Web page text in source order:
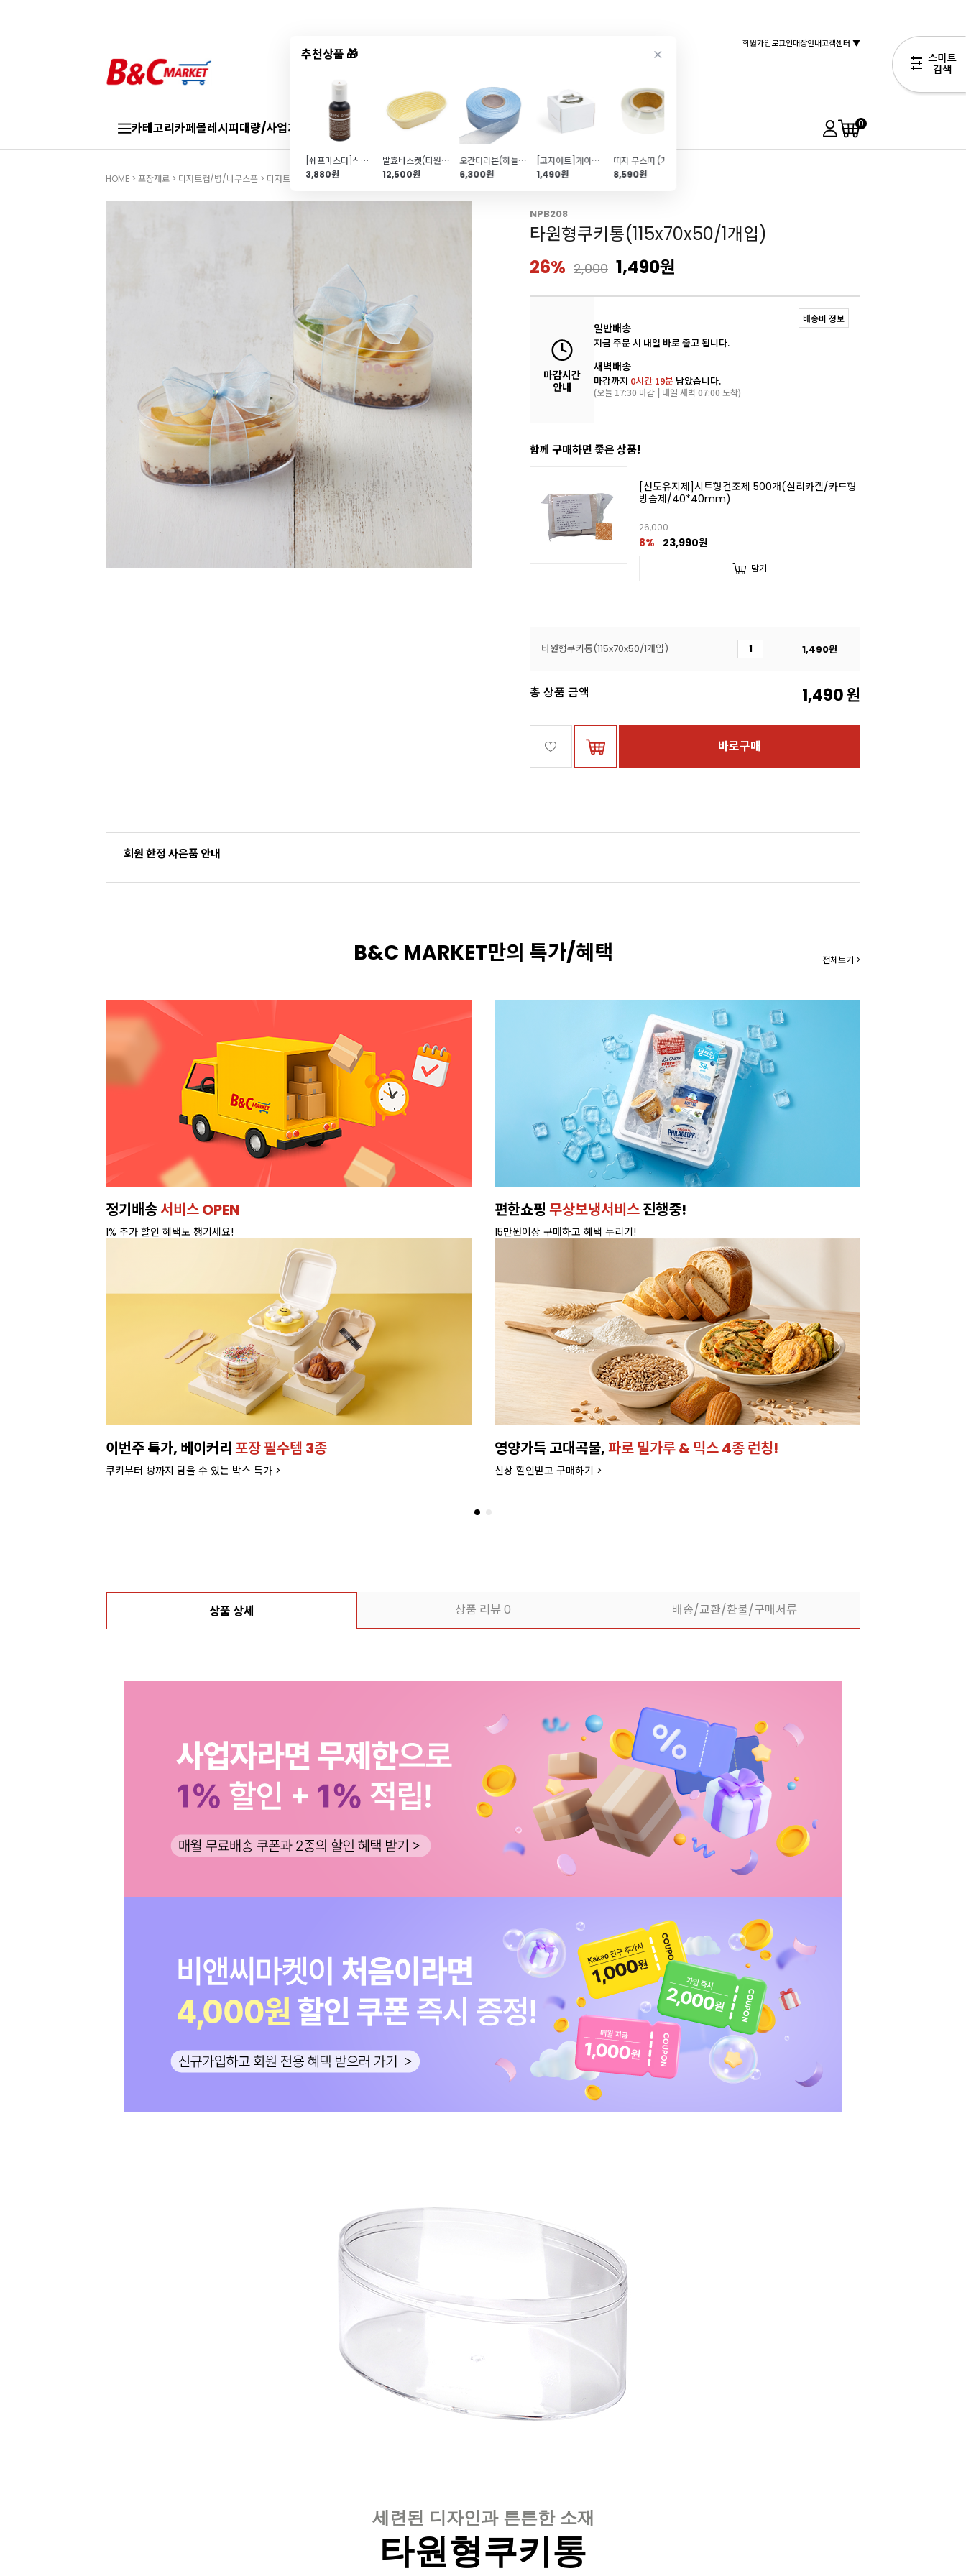
추천상품 🎁
[쉐프마스터]식용색소 버크아이 브라운 20g(리쿠아젤\/셰프마스터)
3,880원
발효바스켓(타원형)
12,500원
오간디리본(하늘\/25mm)
6,300원
[코지아트]케이크박스(무지\/쁘띠미니\/받침포함)
1,490원
8,590원
회원가입로그인매장안내고객센터 ▼
카테고리카페몰레시피대량/사업자 브랜드샵신상품 TOP50특가/혜택 0
HOME > 포장재료 > 디저트컵/병/나무스푼 > 디저트컵
NPB208
타원형쿠키통(115x70x50/1개입)
26% 2,000 1,490원
마감시간
안내
일반배송
지금 주문 시 내일 바로 출고 됩니다.
새벽배송
마감까지 0시간 19분 남았습니다.
(오늘 17:30 마감 | 내일 새벽 07:00 도착)
배송비 정보
함께 구매하면 좋은 상품!
[선도유지제]시트형건조제 500개(실리카겔/카드형
방습제/40*40mm)
26,000
8% 23,990원
담기
타원형쿠키통(115x70x50/1개입) 1,490원
총 상품 금액 1,490원
바로구매
회원 한정 사은품 안내
B&C MARKET만의 특가/혜택 전체보기 >
정기배송서비스 OPEN
1% 추가 할인 혜택도 챙기세요!
편한쇼핑 무상보냉서비스진행중!
15만원이상 구매하고 혜택 누리기!
이번주 특가, 베이커리포장 필수템 3종
쿠키부터 빵까지 담을 수 있는 박스 특가 >
영양가득 고대곡물,파로 밀가루 & 믹스 4종 런칭!
신상 할인받고 구매하기 >
상품 상세 상품 리뷰0 배송/교환/환불/구매서류
세련된 디자인과 튼튼한 소재
타원형쿠키통